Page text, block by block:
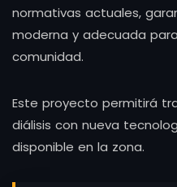
normativas actuales,
moderna y adecuada
comunidad.
Este proyecto permitirá
diálisis con nueva
disponible en la zona.